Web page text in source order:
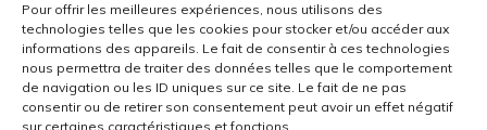
Pour offrir les meilleures expériences, nous utilisons des
technologies telles que les cookies pour stocker et/ou accéder aux
informations des appareils. Le fait de consentir à ces technologies
nous permettra de traiter des données telles que le comportement
de navigation ou les ID uniques sur ce site. Le fait de ne pas
consentir ou de retirer son consentement peut avoir un effet négatif
sur certaines caractéristiques et fonctions.
Mardi 8h - 23h
Mercredi - 8h - 23h
Jeudi 8h - 23h
Vendredi 8h - 23h
Samedi 8h - 23h